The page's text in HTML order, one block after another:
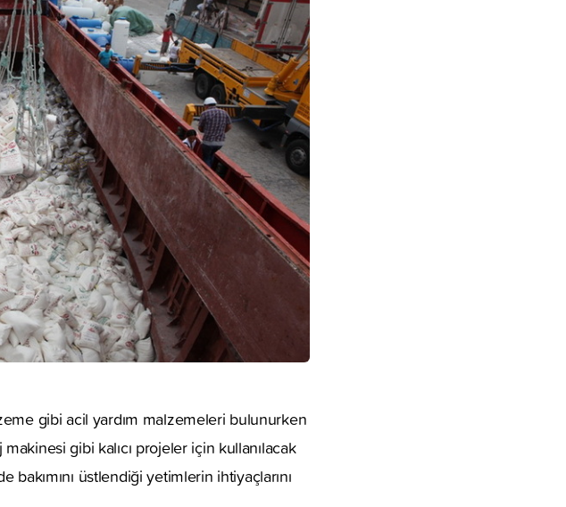
gibi acil yardım malzemeleri bulunurken
gibi kalıcı projeler için kullanılacak
üstlendiği yetimlerin ihtiyaçlarını